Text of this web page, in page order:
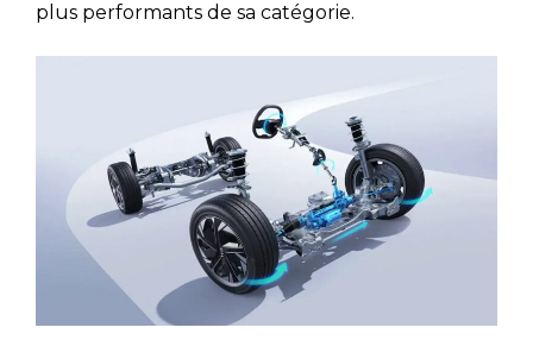
plus performants de sa catégorie.